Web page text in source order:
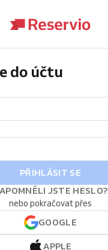
do účtu
PŘIHLÁSIT SE
JSTE HESLO?
nebo pokračovat přes
GOOGLE
APPLE